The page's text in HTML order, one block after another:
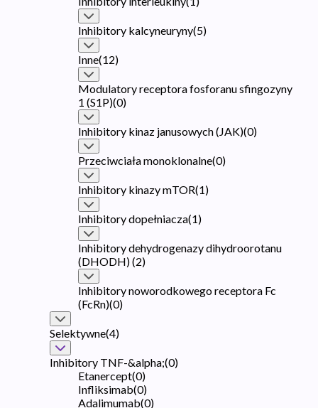
Inhibitory kalcyneuryny(5)
Inne(12)
Modulatory receptora fosforanu sfingozyny
1 (S1P)(0)
Inhibitory kinaz janusowych (JAK)(0)
Przeciwciała monoklonalne(0)
Inhibitory kinazy mTOR(1)
Inhibitory dopełniacza(1)
Inhibitory dehydrogenazy dihydroorotanu
(DHODH)(2)
Inhibitory noworodkowego receptora Fc
(FcRn)(0)
Selektywne(4)
Inhibitory TNF-&alpha;(0)
Etanercept(0)
Infliksimab(0)
Adalimumab(0)